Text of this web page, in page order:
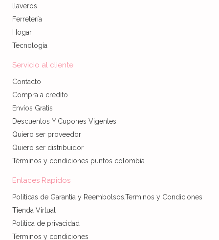
llaveros
Ferretería
Hogar
Tecnología
Servicio al cliente
Contacto
Compra a credito
Envíos Gratis
Descuentos Y Cupones Vigentes
Quiero ser proveedor
Quiero ser distribuidor
Términos y condiciones puntos colombia.
Enlaces Rapidos
Politicas de Garantia y Reembolsos,Terminos y Condiciones
Tienda Virtual
Politica de privacidad
Terminos y condiciones